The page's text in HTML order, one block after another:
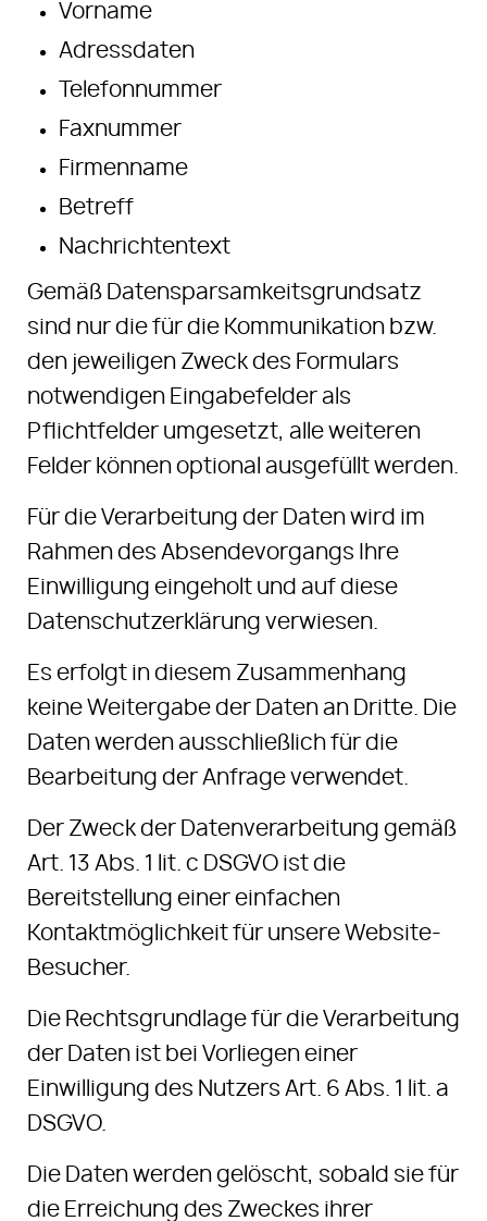
Vorname
Adressdaten
Telefonnummer
Faxnummer
Firmenname
Betreff
Nachrichtentext
Gemäß Datensparsamkeitsgrundsatz
sind nur die für die Kommunikation bzw.
den jeweiligen Zweck des Formulars
notwendigen Eingabefelder als
Pflichtfelder umgesetzt, alle weiteren
Felder können optional ausgefüllt werden.
Für die Verarbeitung der Daten wird im
Rahmen des Absendevorgangs Ihre
Einwilligung eingeholt und auf diese
Datenschutzerklärung verwiesen.
Es erfolgt in diesem Zusammenhang
keine Weitergabe der Daten an Dritte. Die
Daten werden ausschließlich für die
Bearbeitung der Anfrage verwendet.
Der Zweck der Datenverarbeitung gemäß
Art. 13 Abs. 1 lit. c DSGVO ist die
Bereitstellung einer einfachen
Kontaktmöglichkeit für unsere Website-
Besucher.
Die Rechtsgrundlage für die Verarbeitung
der Daten ist bei Vorliegen einer
Einwilligung des Nutzers Art. 6 Abs. 1 lit. a
DSGVO.
Die Daten werden gelöscht, sobald sie für
die Erreichung des Zweckes ihrer